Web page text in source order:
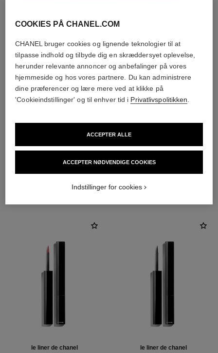
THE PERFECT MATCH
le liner de chanel le liner de chanel
COOKIES PÅ CHANEL.COM
CHANEL bruger cookies og lignende teknologier til at
tilpasse indhold og tilbyde dig en skræddersyet oplevelse,
herunder relevante annoncer og anbefalinger på vores
hjemmeside og hos vores partnere. Du kan administrere
dine præferencer og lære mere ved at klikke på
'Cookieindstillinger' og til enhver tid i Privatlivspolitikken
ACCEPTER NØDVENDIGE COOKIES
ACCEPTER ALLE
Indstillinger for cookies